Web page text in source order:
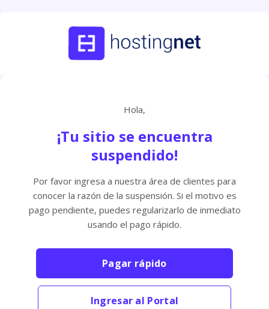
Hola,
¡Tu sitio se encuentra
suspendido!
Por favor ingresa a nuestra área de clientes para
conocer la razón de la suspensión. Si el motivo es
pago pendiente, puedes regularizarlo de inmediato
usando el pago rápido.
Pagar rápido
Ingresar al Portal